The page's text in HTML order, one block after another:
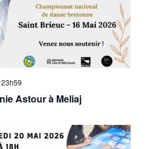
23h59
Astour à Meliaj